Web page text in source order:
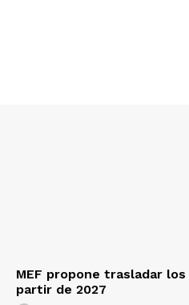
MEF propone trasladar
partir de 2027